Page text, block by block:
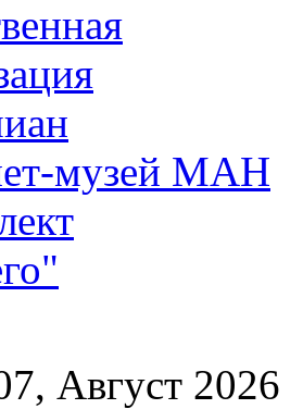
музей МАН
Август 2026